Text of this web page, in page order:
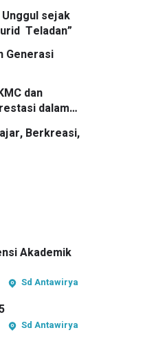
2026sejak
Teladan”
Generasi
dan
dalam
Berkreasi,
Akademik
Sd Antawirya
Sd Antawirya